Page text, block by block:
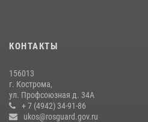
Приглашаем молодежь Костромской
в ВУЗах Росгвардии
09 июля 2026, 05:58
КОНТАКТЫ
156013
г. Кострома,
ул. Профсоюзная д. 34А
+ 7 (4942) 34-91-86
ukos@rosguard.gov.ru